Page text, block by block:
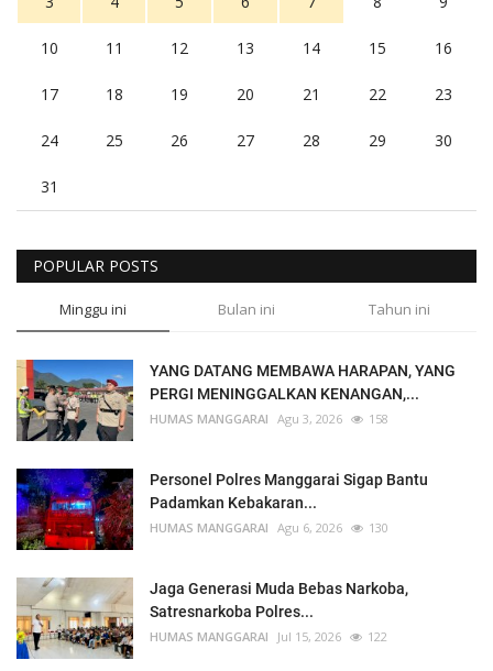
10 11 12 13 14 15 16
17 18 19 20 21 22 23
24 25 26 27 28 29 30
31
POPULAR POSTS
Minggu ini Bulan ini Tahun ini
YANG DATANG MEMBAWA HARAPAN, YANG
PERGI MENINGGALKAN KENANGAN,...
HUMAS MANGGARAI Agu 3, 2026 158
Personel Polres Manggarai Sigap Bantu
Padamkan Kebakaran...
HUMAS MANGGARAI Agu 6, 2026 130
Jaga Generasi Muda Bebas Narkoba,
Satresnarkoba Polres...
HUMAS MANGGARAI Jul 15, 2026 122